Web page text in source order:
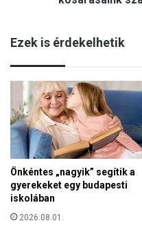
i
a
t
b
b
l
t
e
i
e
e
e
t
t
e
a
v
é
g
Ezek is érdekelhetik
Önkéntes „nagyik” segítik a
gyerekeket egy budapesti
iskolában
2026.08.01.